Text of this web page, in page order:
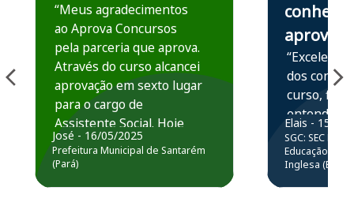
“Meus agradecimentos
ao Aprova Concursos
pela parceria que aprova.
Através do curso alcancei
aprovação em sexto lugar
para o cargo de
Assistente Social. Hoje
estou atuando na
Prefeitura de Santarém.
José - 16/05/2025
Prefeitura Municipal de Santarém
(Pará)
conhece,
aprova
“Excelente
dos
curso,
entender e
prática
resolução
questões.”
Elais - 15/07/
SGC: SEC BA
Educação
Inglesa (Edital